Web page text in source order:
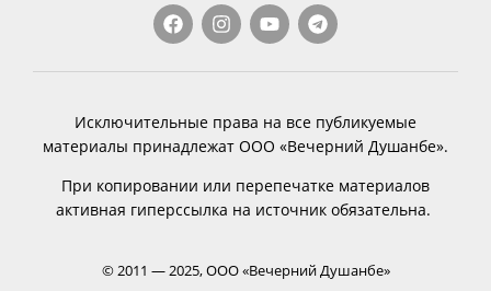
Исключительные права на все публикуемые
материалы принадлежат ООО «Вечерний Душанбе».
При копировании или перепечатке материалов
активная гиперссылка на источник обязательна.
© 2011 — 2025, ООО «Вечерний Душанбе»